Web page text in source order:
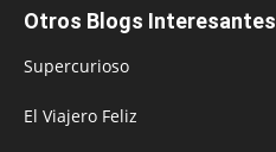
Otros Blogs Interesantes
Supercurioso
El Viajero Feliz